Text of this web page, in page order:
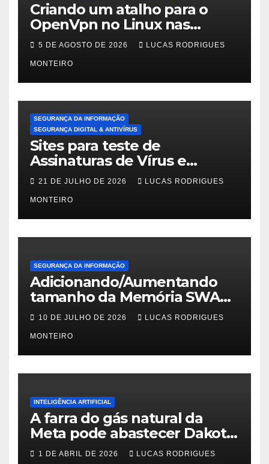
Criando um atalho para o
OpenVpn no Linux nas
distros Debian, ubuntu e
5 DE AGOSTO DE 2026 LUCAS RODRIGUES
MONTEIRO
SEGURANÇA DA INFORMAÇÃO
SEGURANÇA DIGITAL & ANTIVÍRUS
Sites para teste de
Assinaturas de Vírus e
Malwares
21 DE JULHO DE 2026 LUCAS RODRIGUES
MONTEIRO
SEGURANÇA DA INFORMAÇÃO
Adicionando/Aumentando
tamanho da Memória SWAP
no PfSense 2.8
10 DE JULHO DE 2026 LUCAS RODRIGUES
MONTEIRO
INTELIGÊNCIA ARTIFICIAL
A farra do gás natural da
Meta pode abastecer Dakota
do Sul
1 DE ABRIL DE 2026 LUCAS RODRIGUES